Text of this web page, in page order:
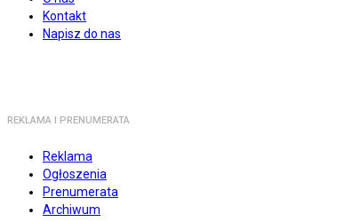
Kontakt
Napisz do nas
REKLAMA I PRENUMERATA
Reklama
Ogłoszenia
Prenumerata
Archiwum